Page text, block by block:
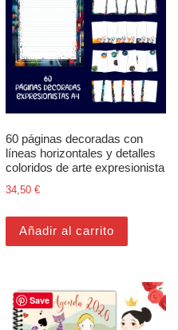
60 páginas decoradas con
líneas horizontales y detalles
coloridos de arte expresionista
34,50€
Añadir al carrito
Save